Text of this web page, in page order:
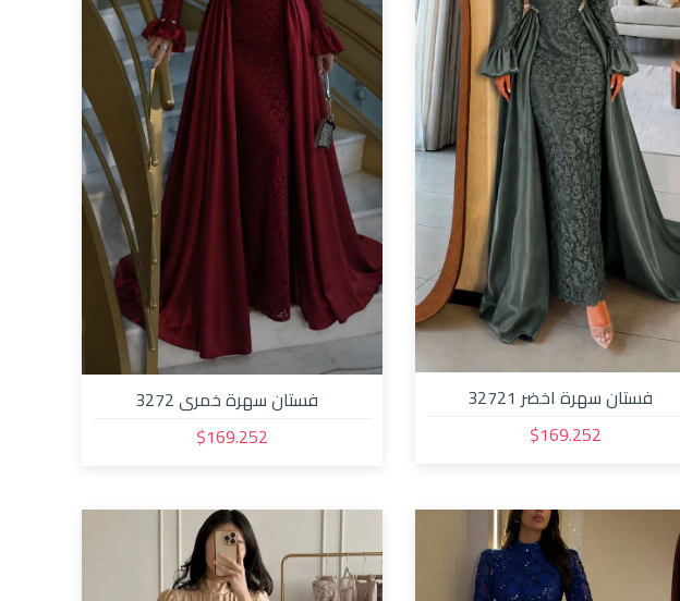
فستان سهرة اخضر 32721
$169.252
فستان سهرة خمري 3272
$169.252